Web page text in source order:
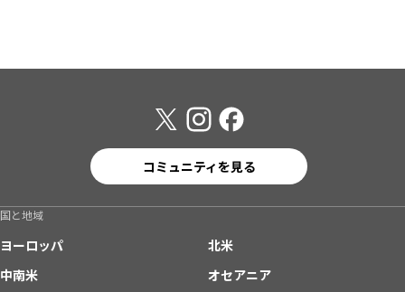
コミュニティを見る
国と地域
ヨーロッパ
北米
中南米
オセアニア